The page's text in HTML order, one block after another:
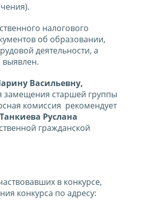
налогового
об образовании,
деятельности, а
выявлен.
Васильевну,
замещения старшей группы
комиссия рекомендует
Танкиева Руслана
гражданской
в конкурсе,
конкурса по адресу: